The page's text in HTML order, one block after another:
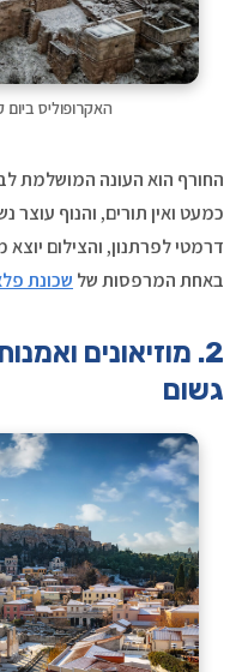
האקרופוליס
החורף הוא העונה המושלמת
כמעט ואין תורים, והנוף עוצר
דרמטי לפרתנון, והצילום
באחת המרפסות של שכונת
2. מוזיאונים
גשום